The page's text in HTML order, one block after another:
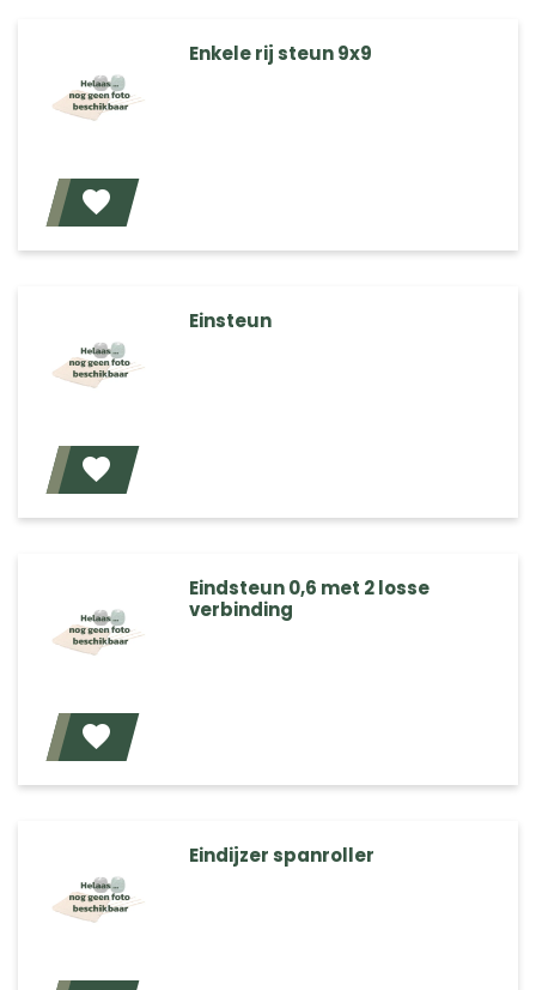
Enkele rij steun 9x9
Einsteun
Eindsteun 0,6 met 2 losse
verbinding
Eindijzer spanroller